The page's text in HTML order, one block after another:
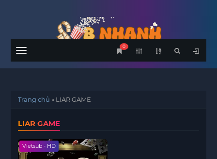
Menu
0
Trang chủ » LIAR GAME
LIAR GAME
Vietsub - HD